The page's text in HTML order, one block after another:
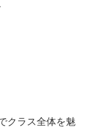
クラス全体を魅